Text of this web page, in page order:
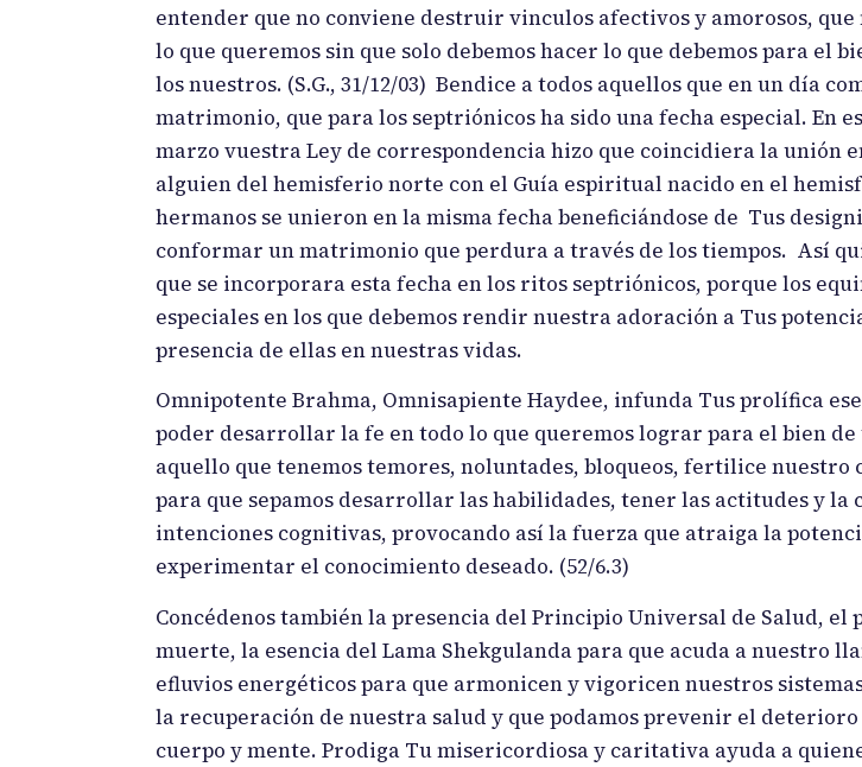
entender que no conviene destruir vinculos afectivos y amorosos, que
lo que queremos sin que solo debemos hacer lo que debemos para el
los nuestros. (S.G., 31/12/03) Bendice a todos aquellos que en un día
matrimonio, que para los septriónicos ha sido una fecha especial. En
marzo vuestra Ley de correspondencia hizo que coincidiera la unión
alguien del hemisferio norte con el Guía espiritual nacido en el
hermanos se unieron en la misma fecha beneficiándose de Tus
conformar un matrimonio que perdura a través de los tiempos. Así
que se incorporara esta fecha en los ritos septriónicos, porque los
especiales en los que debemos rendir nuestra adoración a Tus
presencia de ellas en nuestras vidas.
Omnipotente Brahma, Omnisapiente Haydee, infunda Tus prolífica
poder desarrollar la fe en todo lo que queremos lograr para el bien
aquello que tenemos temores, noluntades, bloqueos, fertilice nuestro
para que sepamos desarrollar las habilidades, tener las actitudes y la
intenciones cognitivas, provocando así la fuerza que atraiga la
experimentar el conocimiento deseado. (52/6.3)
Concédenos también la presencia del Principio Universal de Salud,
muerte, la esencia del Lama Shekgulanda para que acuda a nuestro
efluvios energéticos para que armonicen y vigoricen nuestros
la recuperación de nuestra salud y que podamos prevenir el
cuerpo y mente. Prodiga Tu misericordiosa y caritativa ayuda a